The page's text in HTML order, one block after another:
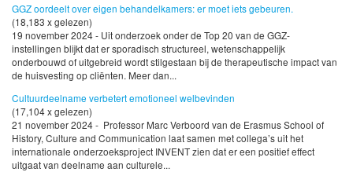
GGZ oordeelt over eigen behandelkamers: er moet iets gebeuren.
(18,183 x gelezen)
19 november 2024 - Uit onderzoek onder de Top 20 van de GGZ-
instellingen blijkt dat er sporadisch structureel, wetenschappelijk
onderbouwd of uitgebreid wordt stilgestaan bij de therapeutische impact van
de huisvesting op cliënten. Meer dan...
Cultuurdeelname verbetert emotioneel welbevinden
(17,104 x gelezen)
21 november 2024 - Professor Marc Verboord van de Erasmus School of
History, Culture and Communication laat samen met collega’s uit het
internationale onderzoeksproject INVENT zien dat er een positief effect
uitgaat van deelname aan culturele...